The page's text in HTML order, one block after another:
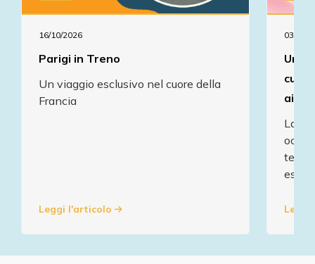
16/10/2026
Parigi in Treno
Un viaggio esclusivo nel cuore della
Francia
Leggi l'articolo
03/07/
ai
La